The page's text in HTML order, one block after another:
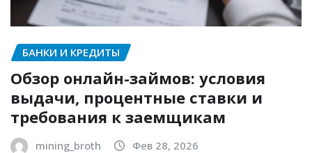
БАНКИ И КРЕДИТЫ
Обзор онлайн-займов: условия
выдачи, процентные ставки и
требования к заемщикам
mining_broth Фев 28, 2026